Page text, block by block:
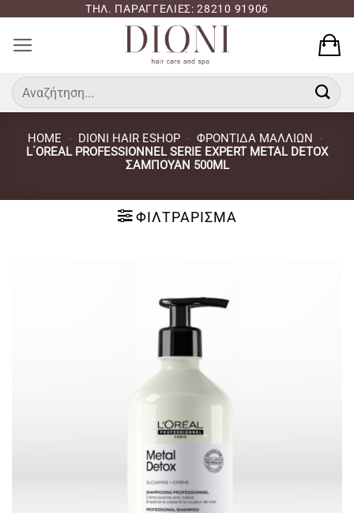
περιεχόμενο
ΤΗΛ. ΠΑΡΑΓΓΕΛΙΕΣ: 28210 91906
Αναζήτηση
για:
HOME - DIONI HAIR ESHOP - ΦΡΟΝΤΙΔΑ ΜΑΛΛΙΩΝ -
L΄OREAL PROFESSIONNEL SERIE EXPERT METAL DETOX
ΣΑΜΠΟΥΆΝ 500ML
ΦΙΛΤΡΆΡΙΣΜΑ